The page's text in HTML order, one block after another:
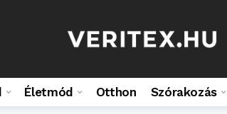
Életmód Otthon Szórakozás